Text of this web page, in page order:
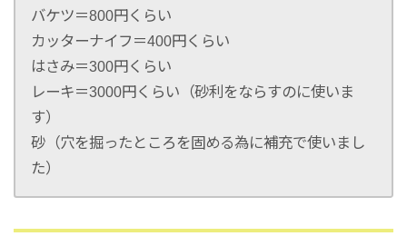
バケツ＝800円くらい
カッターナイフ＝400円くらい
はさみ＝300円くらい
レーキ＝3000円くらい（砂利をならすのに使いま
す）
砂（穴を掘ったところを固める為に補充で使いまし
た）